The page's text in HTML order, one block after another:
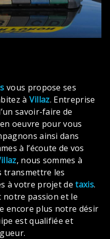
vous propose ses
à Villaz. Entreprise
savoir-faire de
oeuvre pour vous
ainsi dans
à l’écoute de vos
, nous sommes à
transmettre les
à votre projet detaxis.
passion et le
encore plus notre désir
est qualifiée et